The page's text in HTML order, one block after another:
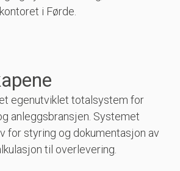
i Førde.
egenutviklet totalsystem for
anleggsbransjen. Systemet
for styring og dokumentasjon av
til overlevering.